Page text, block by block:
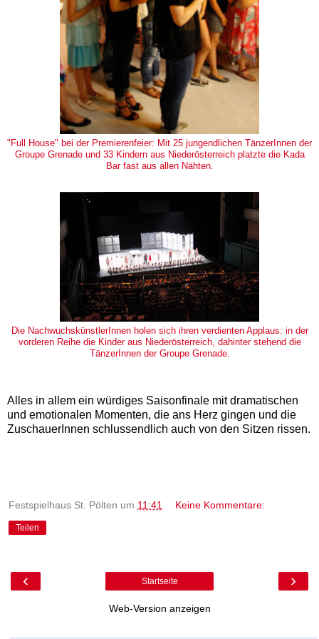
"Full House" bei der Premierenfeier: Mit 25 jungendlichen TänzerInnen der
Groupe Grenade und 33 Kindern aus Niederösterreich platzte die Kada
Bar fast aus allen Nähten.
Die NachwuchskünstlerInnen holen sich ihren verdienten Applaus: in der
vorderen Reihe die Kinder aus Niederösterreich, dahinter stehend die
TänzerInnen der Groupe Grenade.
Alles in allem ein würdiges Saisonfinale mit dramatischen
und emotionalen Momenten, die ans Herz gingen und die
ZuschauerInnen schlussendlich auch von den Sitzen rissen.
Festspielhaus St. Pölten um 11:41 Keine Kommentare:
Teilen
‹ ›
Startseite
Web-Version anzeigen